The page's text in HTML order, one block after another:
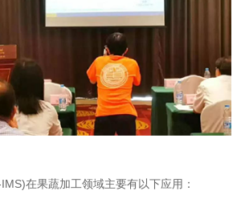
在果蔬加工领域主要有以下应用：